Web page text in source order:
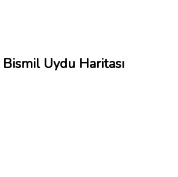
Bismil Uydu Haritası